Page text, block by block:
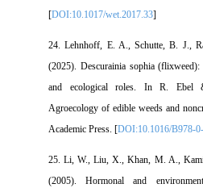
[DOI:10.1017/wet.2017.33
24. Lehnhoff, E. A., Schutte, B.
(2025). Descurainia sophia
and ecological roles. In R.
Agroecology of edible weeds and
Academic Press. [DOI:10.1016/
25. Li, W., Liu, X., Khan, M. A.,
(2005). Hormonal and